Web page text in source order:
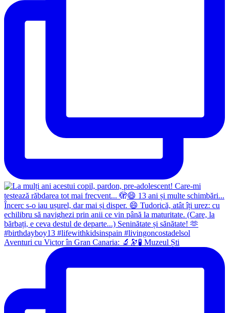
Aventuri cu Victor în Gran Canaria: 🔬🔭🧪 Muzeul Ști